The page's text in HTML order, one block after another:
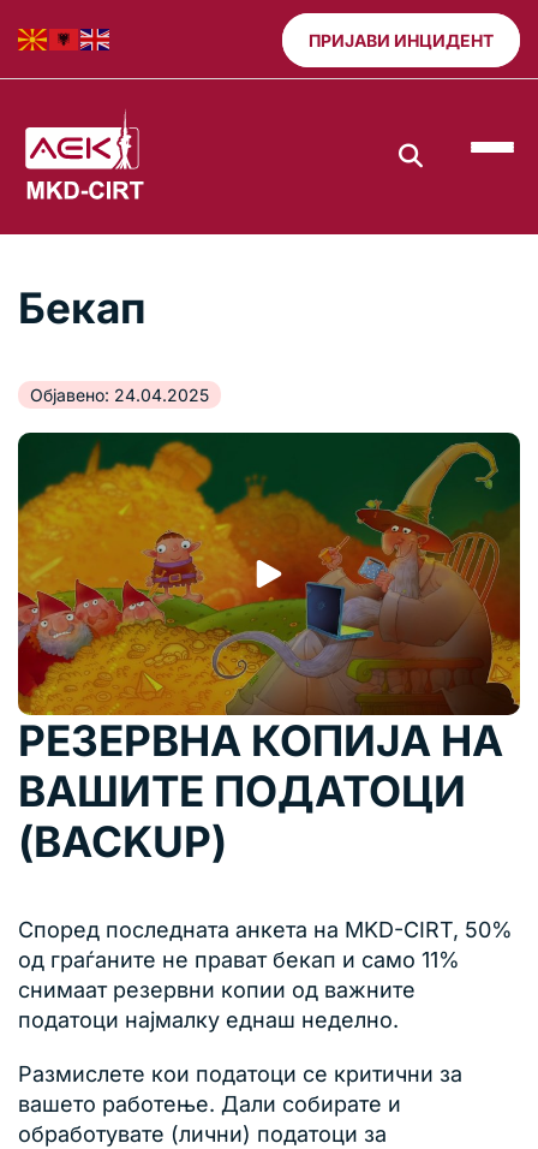
ПРИЈАВИ ИНЦИДЕНТ
Бекап
Објавено: 24.04.2025
РЕЗЕРВНА КОПИЈА НА
ВАШИТЕ ПОДАТОЦИ
(BACKUP)
Според последната анкета на MKD-CIRT, 50%
од граѓаните не прават бекап и само 11%
снимаат резервни копии од важните
податоци најмалку еднаш неделно.
Размислете кои податоци се критични за
вашето работење. Дали собирате и
обработувате (лични) податоци за